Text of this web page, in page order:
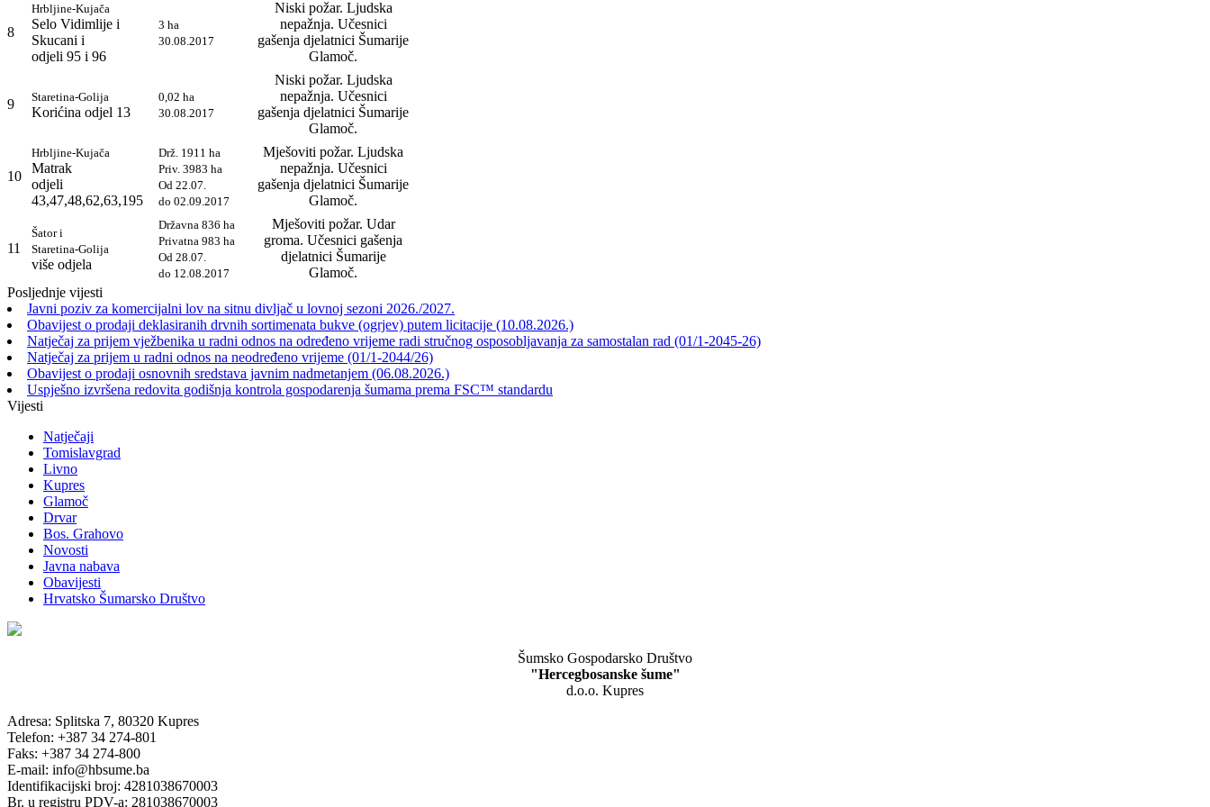
8
Hrbljine-Kujača
Selo Vidimlije i
Skucani i
odjeli 95 i 96
3 ha
30.08.2017
Niski požar. Ljudska
nepažnja. Učesnici
gašenja djelatnici Šumarije
Glamoč.
9 Staretina-Golija
Korićina odjel 13
0,02 ha
30.08.2017
Niski požar. Ljudska
nepažnja. Učesnici
gašenja djelatnici Šumarije
Glamoč.
10
Hrbljine-Kujača
Matrak
odjeli
43,47,48,62,63,195
Drž. 1911 ha
Priv. 3983 ha
Od 22.07.
do 02.09.2017
Mješoviti požar. Ljudska
nepažnja. Učesnici
gašenja djelatnici Šumarije
Glamoč.
11
Šator i
Staretina-Golija
više odjela
Državna 836 ha
Privatna 983 ha
Od 28.07.
do 12.08.2017
Mješoviti požar. Udar
groma. Učesnici gašenja
djelatnici Šumarije
Glamoč.
Posljednje vijesti
Javni poziv za komercijalni lov na sitnu divljač u lovnoj sezoni 2026./2027.
Obavijest o prodaji deklasiranih drvnih sortimenata bukve (ogrjev) putem licitacije (10.08.2026.)
Natječaj za prijem vježbenika u radni odnos na određeno vrijeme radi stručnog osposobljavanja za samostalan rad (01/1-2045-26)
Natječaj za prijem u radni odnos na neodređeno vrijeme (01/1-2044/26)
Obavijest o prodaji osnovnih sredstava javnim nadmetanjem (06.08.2026.)
Uspješno izvršena redovita godišnja kontrola gospodarenja šumama prema FSC™ standardu
Vijesti
Natječaji
Tomislavgrad
Livno
Kupres
Glamoč
Drvar
Bos. Grahovo
Novosti
Javna nabava
Obavijesti
Hrvatsko Šumarsko Društvo
Šumsko Gospodarsko Društvo
"Hercegbosanske šume"
d.o.o. Kupres
Adresa: Splitska 7, 80320 Kupres
Telefon: +387 34 274-801
Faks: +387 34 274-800
E-mail: info@hbsume.ba
Identifikacijski broj: 4281038670003
Br. u registru PDV-a: 281038670003